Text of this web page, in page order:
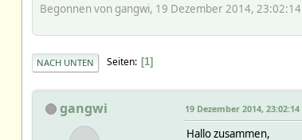
Begonnen von gangwi, 19 Dezember 2014, 23:02:14
NACH UNTEN Seiten 1
gangwi 19 Dezember 2014, 23:02:14
Hallo zusammen,